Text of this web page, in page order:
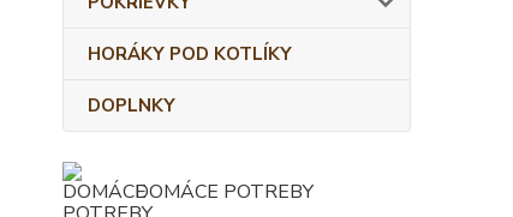
HORÁKY POD KOTLÍKY
DOPLNKY
DOMÁCE POTREBY